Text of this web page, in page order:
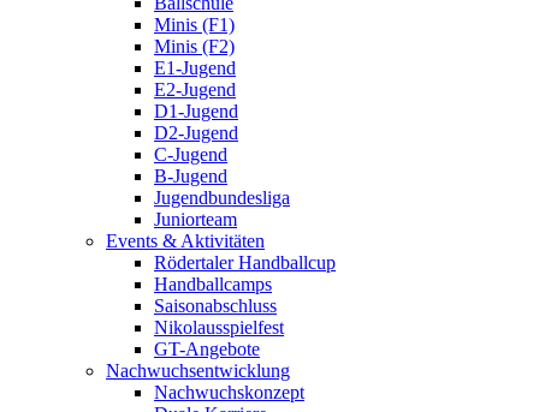
Minis (F1)
Minis (F2)
E1-Jugend
E2-Jugend
D1-Jugend
D2-Jugend
C-Jugend
B-Jugend
Jugendbundesliga
Juniorteam
Events & Aktivitäten
Rödertaler Handballcup
Handballcamps
Saisonabschluss
Nikolausspielfest
GT-Angebote
Nachwuchsentwicklung
Nachwuchskonzept